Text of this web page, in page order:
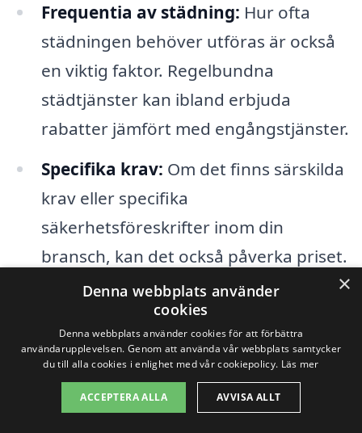
Frequentia av städning: Hur ofta
städningen behöver utföras är också
en viktig faktor. Regelbundna
städtjänster kan ibland erbjuda
rabatter jämfört med engångstjänster.
Specifika krav: Om det finns särskilda
krav eller specifika
säkerhetsföreskrifter inom din
bransch, kan det också påverka priset.
Detta gäller särskilt för industrier som
hanterar farliga material.
Utförare:Kostnaden kan också
variera beroende på vilket företag du
väljer. Det kan vara fördelaktigt att
×
Denna webbplats använder
cookies
Denna webbplats använder cookies för att förbättra
användarupplevelsen. Genom att använda vår webbplats samtycker
du till alla cookies i enlighet med vår cookiepolicy. Läs mer
ACCEPTERA ALLA AVVISA ALLT